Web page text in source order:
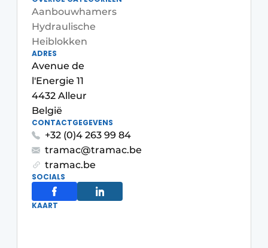
Aanbouwhamers
Hydraulische
Heiblokken
ADRES
Avenue de
l'Energie 11
4432 Alleur
België
CONTACTGEGEVENS
+32 (0)4 263 99 84
tramac@tramac.be
tramac.be
SOCIALS
KAART